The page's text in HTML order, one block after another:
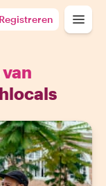
Registreren